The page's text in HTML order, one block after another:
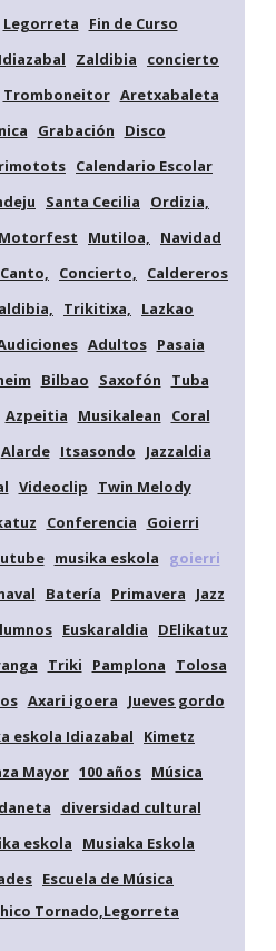
Legorreta
Fin de Curso
Idiazabal Zaldibia
concierto
Tromboneitor Aretxabaleta
Grabación
Disco
Calendario Escolar
Santa Cecilia
Ordizia,
Motorfest Mutiloa,
Navidad
Canto, Concierto,
Caldereros
Trikitixa,
Lazkao
Adultos Pasaia
Bilbao Saxofón
Tuba
Azpeitia Musikalean
Coral
Alarde Itsasondo
Jazzaldia
Videoclip
Twin Melody
Conferencia
Goierri
musika eskola
goierri
Batería Primavera
Jazz
Euskaraldia
DElikatuz
Triki Pamplona
Tolosa
Axari igoera
Jueves gordo
eskola Idiazabal
Kimetz
Mayor 100 años Música
diversidad cultural
eskola
Musiaka Eskola
Escuela de Música
Tornado,Legorreta